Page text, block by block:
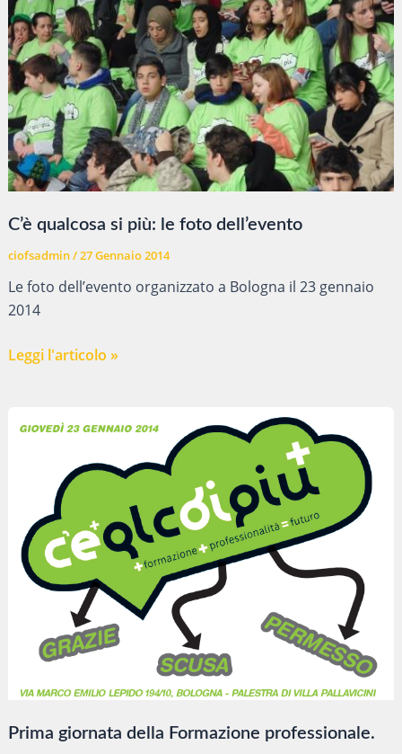
C’è qualcosa si più: le foto dell’evento
ciofsadmin/27 Gennaio 2014
Le foto dell’evento organizzato a Bologna il 23 gennaio
2014
C’è
più:
dell’evento
Leggi l'articolo »
Prima giornata della Formazione professionale.